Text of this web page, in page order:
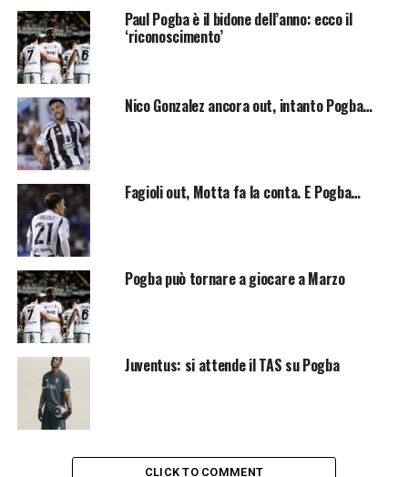
Paul Pogba è il bidone dell’anno: ecco il
‘riconoscimento’
Nico Gonzalez ancora out, intanto Pogba…
Fagioli out, Motta fa la conta. E Pogba…
Pogba può tornare a giocare a Marzo
Juventus: si attende il TAS su Pogba
CLICK TO COMMENT